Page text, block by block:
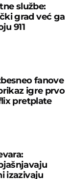
službe:
grad već ga
911
fanove
igre prvo
pretplate
izazivaju